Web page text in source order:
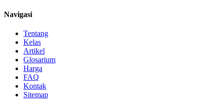
Navigasi
Tentang
Kelas
Artikel
Glosarium
Harga
FAQ
Kontak
Sitemap